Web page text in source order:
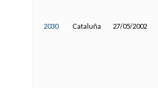
2030 Cataluña 27/05/2002